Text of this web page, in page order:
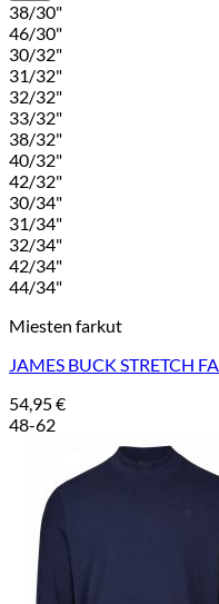
38/30"
46/30"
30/32"
31/32"
32/32"
33/32"
38/32"
40/32"
42/32"
30/34"
31/34"
32/34"
42/34"
44/34"
Miesten farkut
JAMES BUCK STRETCH
54,95€
48-62